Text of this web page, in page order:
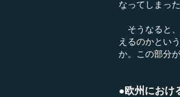
なってしまっ
そうなると
えるのかとい
か。この部分
●欧州におけ